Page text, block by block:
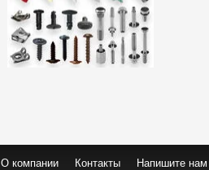
О компании Контакты Напишите нам